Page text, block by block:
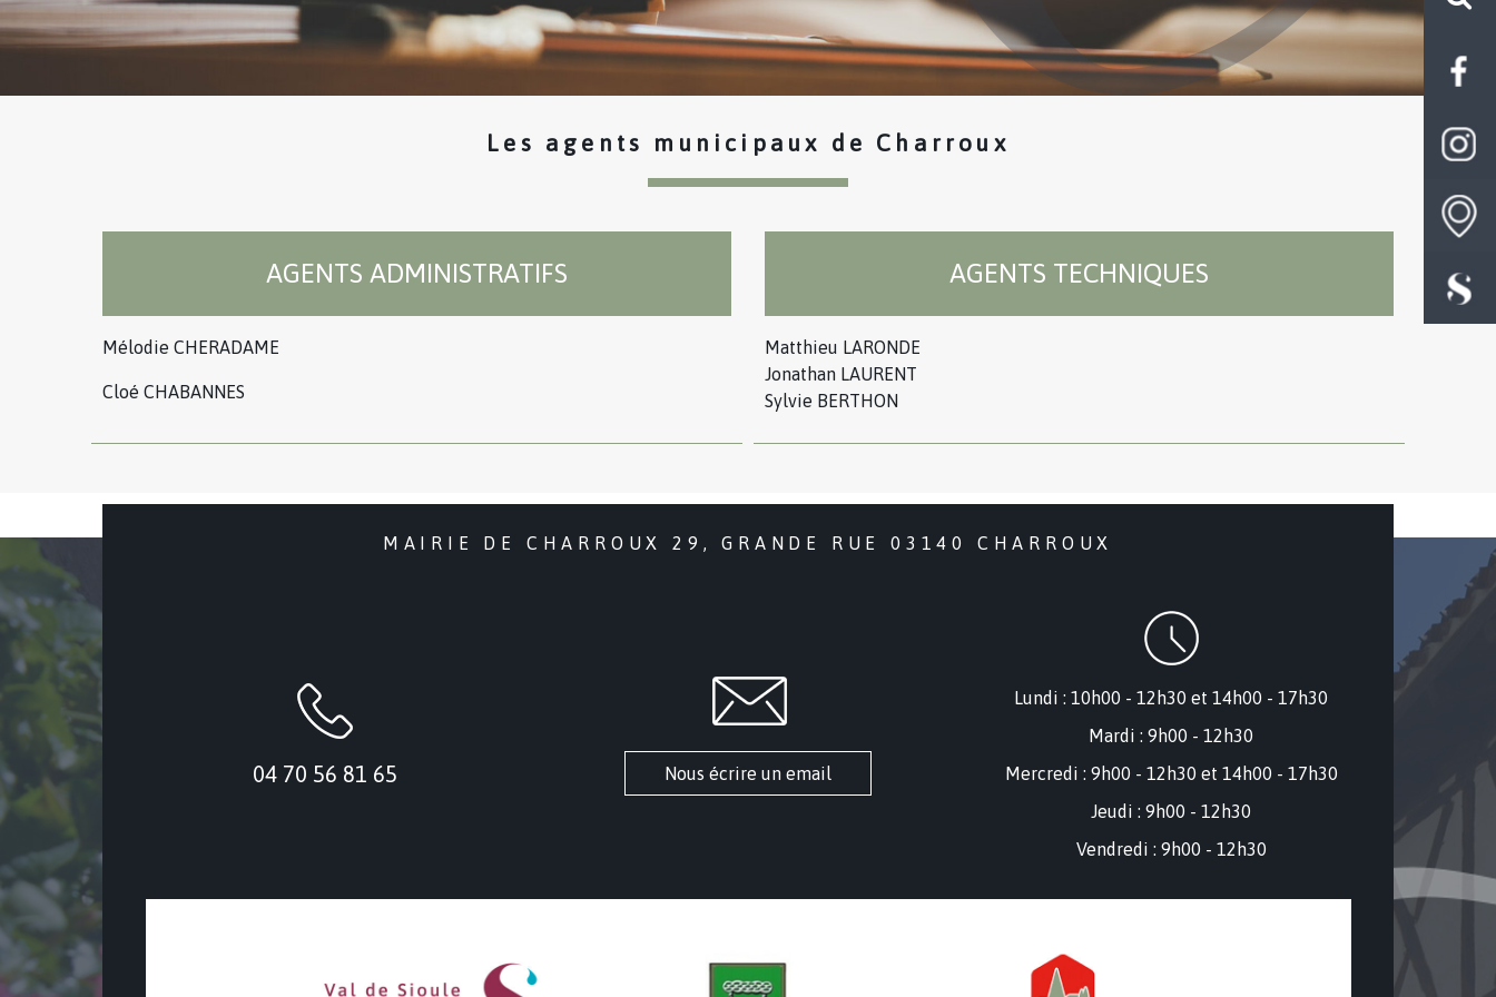
Les agents municipaux de Charroux
AGENTS ADMINISTRATIFS
Mélodie CHERADAME
Cloé CHABANNES
AGENTS TECHNIQUES
Matthieu LARONDE
Jonathan LAURENT
Sylvie BERTHON
MAIRIE DE CHARROUX 29, GRANDE RUE 03140 CHARROUX
04 70 56 81 65 Nous écrire un email
Lundi : 10h00 - 12h30 et 14h00 - 17h30
Mardi : 9h00 - 12h30
Mercredi : 9 h00 - 12h30 et 14h00 - 17h30
Jeudi : 9h00 - 12h30
Vendredi : 9h00 - 12h30